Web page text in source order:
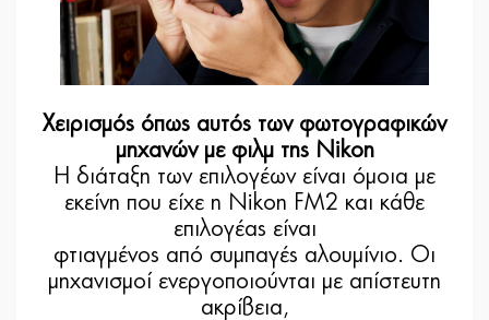
Χειρισμός όπως αυτός των φωτογραφικών
μηχανών με φιλμ της Nikon
Η διάταξη των επιλογέων είναι όμοια με
εκείνη που είχε η Nikon FM2 και κάθε
επιλογέας είναι
φτιαγμένος από συμπαγές αλουμίνιο. Οι
μηχανισμοί ενεργοποιούνται με απίστευτη
ακρίβεια,